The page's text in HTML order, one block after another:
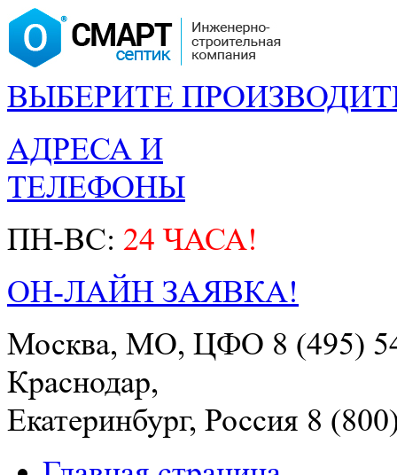
ВЫБЕРИТЕ
АДРЕСА И
ТЕЛЕФОНЫ
ПН-ВС: 24 ЧАСА!
ОН-ЛАЙН ЗАЯВКА!
Москва, МО, ЦФО 8 (495)
Краснодар,
Екатеринбург, Россия 8